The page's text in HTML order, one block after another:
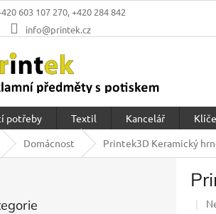
603 107 270, +420 284 842
info@printek.cz
potřeby Textil Kancelář
Domů
Domácnost Printek3D Keramický